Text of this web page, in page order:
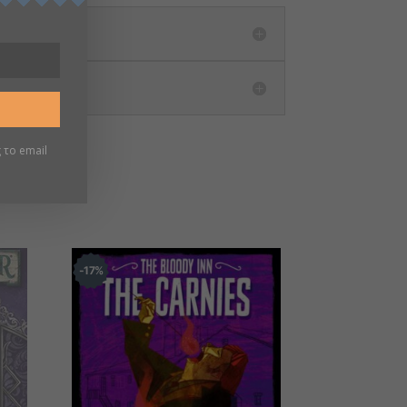
17%
το email